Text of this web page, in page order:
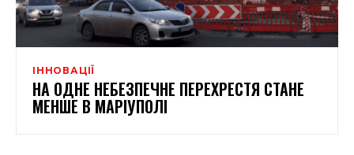
ІННОВАЦІЇ
НА ОДНЕ НЕБЕЗПЕЧНЕ ПЕРЕХРЕСТЯ СТАНЕ
МЕНШЕ В МАРІУПОЛІ